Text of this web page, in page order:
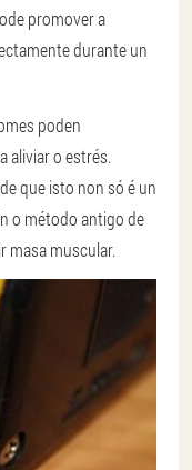
promover a
durante un
poden
aliviar o estrés.
que isto non só é un
o método antigo de
masa muscular.